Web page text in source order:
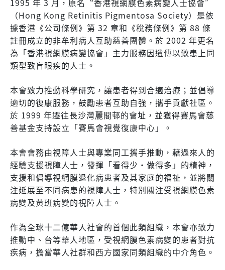
1995 年 3 月，原名“香港視網膜色素病變人士協會”
（Hong Kong Retinitis Pigmentosa Society）是依
據香港《公司條例》第 32 章和《稅務條例》第 88 條
註冊成立的非牟利病人互助慈善團體。於 2002 年更名
為「香港視網膜病變協會」主力服務因遺傳以致患上同
類型致盲眼疾的人士。
本會致力推動科學研究，讓患者得到合適治療；並倡導
適切的復康服務，鼓勵患者互助自強，攜手貢獻社區。
於 1999 年遷往長沙灣麗閣邨的會址，並獲得賽馬會慈
善基金支持設立「賽馬會視覺復康中心」。
本會會務由視障人士與專業同工攜手推動，藉過來人的
經驗支援視障人士，發揮「看得少‧做得多」的精神，
支援和倡導視網膜退化病患者及其家庭的福祉，並將關
注延展至不同病患的視障人士，特別關注受視網膜色素
病變及黃班病變的視障人士。
作為全球十二億華人社會的首個此類組織，本會亦致力
推動中、台等華人地區，受視網膜色素病變的患者對抗
疾病，擔當華人社群和西方國家同類組織的中介角色。